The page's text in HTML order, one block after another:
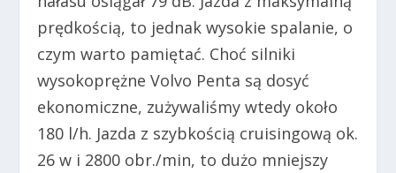
prędkością, to jednak wysokie spalanie, o
czym warto pamiętać. Choć silniki
wysokoprężne Volvo Penta są dosyć
ekonomiczne, zużywaliśmy wtedy około
180 l/h. Jazda z szybkością cruisingową ok.
26 w i 2800 obr./min, to dużo mniejszy